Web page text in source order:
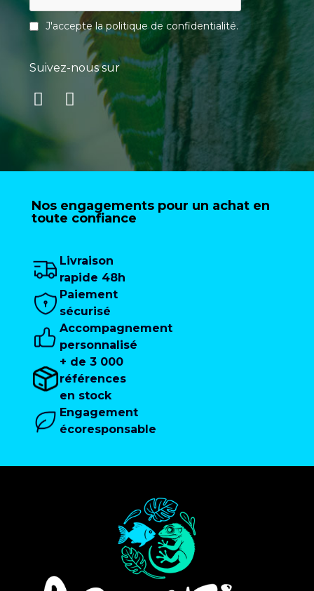
J'accepte lapolitique de confidentialité.
Suivez-nous sur
Nos engagements pour un achat en
toute confiance
Livraison
rapide 48h
Paiement
sécurisé
Accompagnement
personnalisé
+ de 3 000
références
en stock
Engagement
écoresponsable